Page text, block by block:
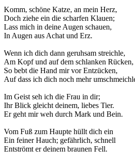
Komm, schöne Katze, an mein Herz,
Doch ziehe ein die scharfen Klauen;
Lass mich in deine Augen schauen,
In Augen aus Achat und Erz.
Wenn ich dich dann geruhsam streichle,
Am Kopf und auf dem schlanken Rücken,
So bebt die Hand mir vor Entzücken,
Auf dass ich dich noch mehr
Im Geist seh ich die Frau in dir;
Ihr Blick gleicht deinem, liebes Tier.
Er geht mir weh durch Mark und Bein.
Vom Fuß zum Haupte hüllt dich ein
Ein feiner Hauch; gefährlich, schnell
Entströmt er deinem braunen Fell.